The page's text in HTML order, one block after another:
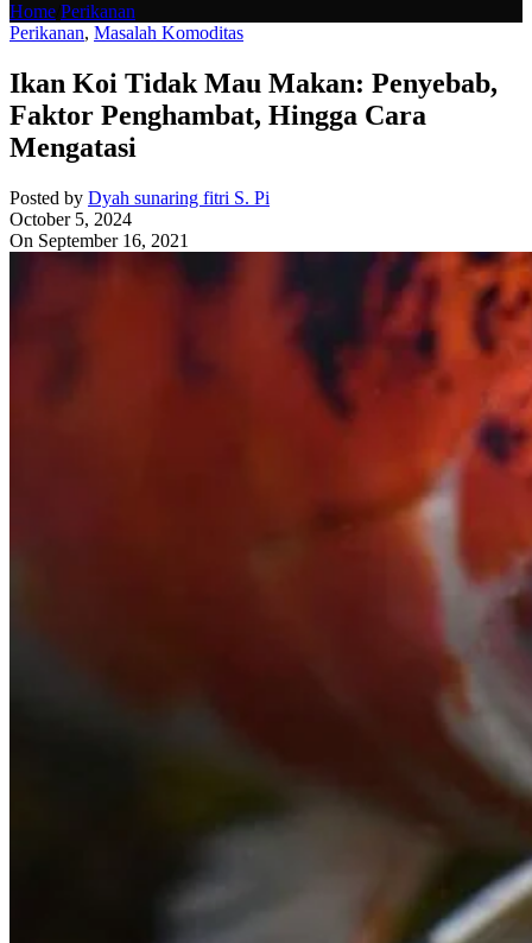
Home Perikanan
Perikanan, Masalah Komoditas
Ikan Koi Tidak Mau Makan: Penyebab,
Faktor Penghambat, Hingga Cara
Mengatasi
Posted by Dyah sunaring fitri S. Pi
October 5, 2024
On September 16, 2021